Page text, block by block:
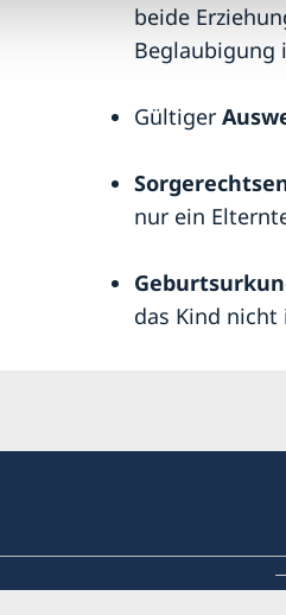
beide
Beglaubigung
Gültiger
nur ein
das Kind nicht